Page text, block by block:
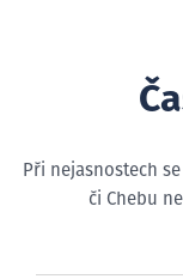
Při nejasnostech
či Chebu